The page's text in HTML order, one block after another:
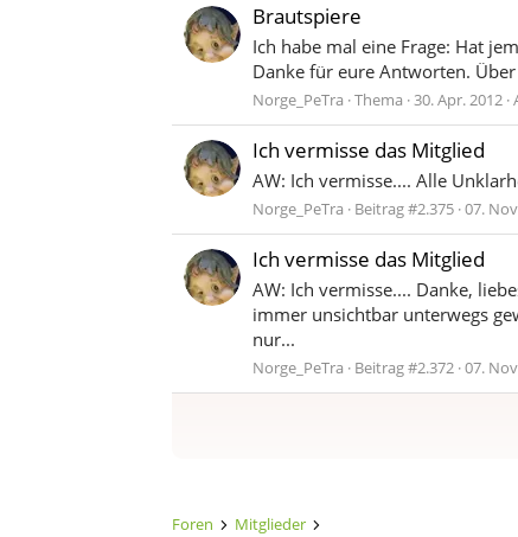
Brautspiere
Ich habe mal eine Frage: Hat
Danke für eure Antworten.
Norge_PeTra Thema 30. Apr. 2012
Ich vermisse das Mitglied
AW: Ich vermisse.... Alle
Norge_PeTra Beitrag #2.375 07.
Ich vermisse das Mitglied
AW: Ich vermisse.... Danke,
immer unsichtbar unterwegs
nur...
Norge_PeTra Beitrag #2.372 07.
Foren Mitglieder